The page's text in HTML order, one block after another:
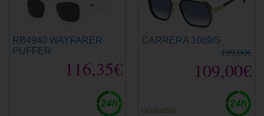
RB4940 WAYFARER
PUFFER
116,35€
CARRERA 1069/S
199,00€
109,00€
Graduable